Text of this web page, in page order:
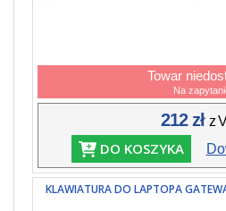
Towar
Na
212 złz
DO KOSZYKA
KLAWIATURA DO LAPTOPA